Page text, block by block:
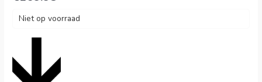
Niet op voorraad